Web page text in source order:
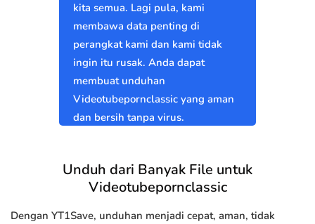
kita semua. Lagi pula, kami
membawa data penting di
perangkat kami dan kami tidak
ingin itu rusak. Anda dapat
membuat unduhan
Videotubepornclassic yang aman
dan bersih tanpa virus.
Unduh dari Banyak File untuk
Videotubepornclassic
Dengan YT1Save, unduhan menjadi cepat, aman, tidak